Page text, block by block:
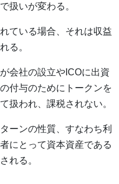
扱いが変わる。
ている場合、それは収益
る。
会社の設立やICOに出資
付与のためにトークンを
扱われ、課税されない。
ーンの性質、すなわち利
にとって資本資産である
れる。